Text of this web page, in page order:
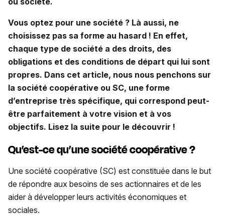
Vous optez pour une société ? Là aussi, ne
choisissez pas sa forme au hasard ! En effet,
chaque type de société a des droits, des
obligations et des conditions de départ qui lui sont
propres. Dans cet article, nous nous penchons sur
la société coopérative ou SC, une forme
d’entreprise très spécifique, qui correspond peut-
être parfaitement à votre vision et à vos
objectifs. Lisez la suite pour le découvrir !
Qu’est-ce qu’une société coopérative ?
Une société coopérative (SC) est constituée dans le but
de répondre aux besoins de ses actionnaires et de les
aider à développer leurs activités économiques et
sociales.